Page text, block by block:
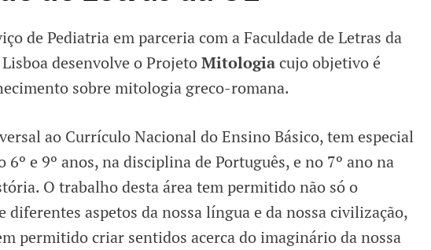
de Pediatria em parceria com a Faculdade de Letras da
desenvolve o ProjetoMitologiacujo objetivo é
sobre mitologia greco-romana.
ao Currículo Nacional do Ensino Básico, tem especial
e 9º anos, na disciplina de Português, e no 7º ano na
O trabalho desta área tem permitido não só o
diferentes aspetos da nossa língua e da nossa civilização,
permitido criar sentidos acerca do imaginário da nossa